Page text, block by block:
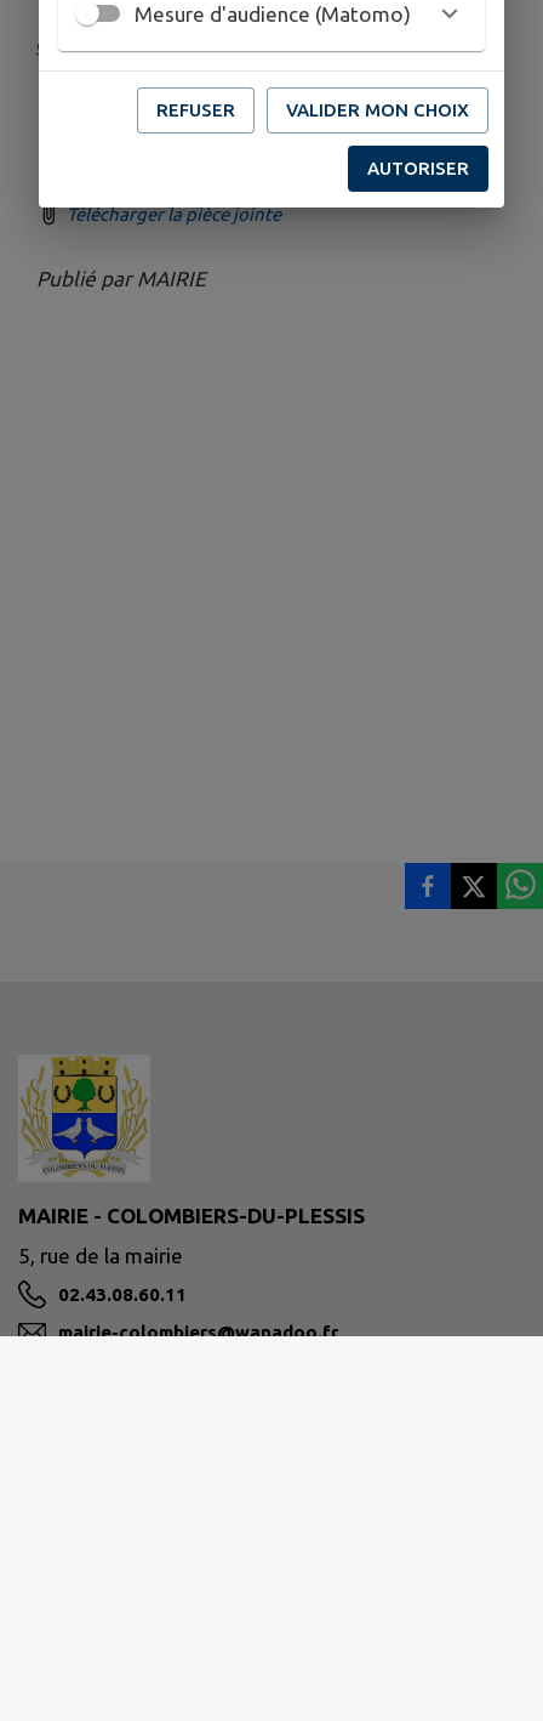
cliquez sur le lien pour visualiser le règlement
Télécharger la pièce jointe
Publié par MAIRIE
MAIRIE - COLOMBIERS-DU-PLESSIS
5, rue de la mairie
02.43.08.60.11
mairie-colombiers@wanadoo.fr
Mesure d'audience (Matomo)
REFUSER VALIDER MON CHOIX
AUTORISER